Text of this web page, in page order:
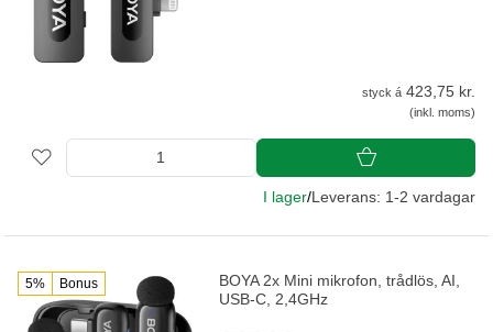
styck á 423,75 kr.
(inkl. moms)
I lager/Leverans: 1-2 vardagar
5% Bonus
BOYA 2x Mini mikrofon, trådlös, AI,
USB-C, 2,4GHz